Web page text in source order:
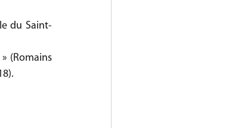
du Saint-
(Romains